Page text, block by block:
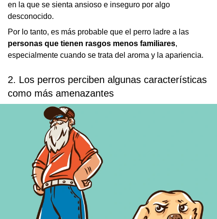
en la que se sienta ansioso e inseguro por algo
desconocido.
Por lo tanto, es más probable que el perro ladre a las
personas que tienen rasgos menos familiares,
especialmente cuando se trata del aroma y la apariencia.
2. Los perros perciben algunas características
como más amenazantes